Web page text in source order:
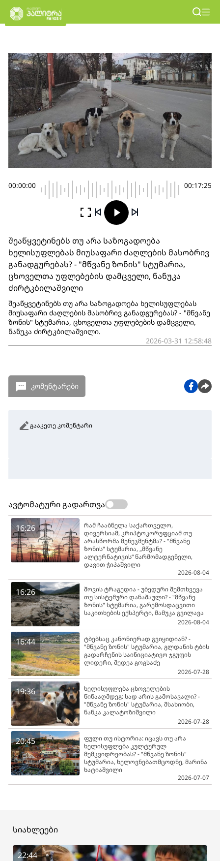
00:00:00 00:17:25
შეაწყვეტინებს თუ არა საზოგადოება
ხელისუფლებას მიუსაფარი ძაღლების მასობრივ
განადგურებას? - "მწვანე ზონის" სტუმარია,
ცხოველთა უფლებების დამცველი, ნანუკა
ძირტკბილაშვილი
შეაწყვეტინებს თუ არა საზოგადოება ხელისუფლებას
მიუსაფარი ძაღლების მასობრივ განადგურებას? - "მწვანე
ზონის" სტუმარია, ცხოველთა უფლებების დამცველი,
ნანუკა ძირტკბილაშვილი.
2026-03-31 12:58:48
კომენტარები
გააკეთე კომენტარი
ავტომატური გადართვა
16:26
რამ ჩააბნელა საქართველო,
დივერსიამ, კრიპტოკორუფციამ თუ
არასწორმა მენეჯმენტმა? - "მწვანე
ზონის" სტუმარია, „მწვანე
ალტერნატივის“ წარმომადგენელი,
დავით ჭიპაშვილი
2026-08-04
16:26
შოვის ტრაგედია - უბედური შემთხვევა
თუ სისტემური დანაშაული? - "მწვანე
ზონის" სტუმარია, გარემოსდაცვითი
საკითხების ექსპერტი, მამუკა გვილავა
2026-08-04
16:44
ტბებსაც კანონიერად გვიყიდიან? -
"მწვანე ზონის" სტუმარია, გლდანის ტბის
გადარჩენის საინიციატივო ჯგუფის
ლიდერი, მედეა გოგსაძე
2026-07-28
19:36
ხელისუფლება ცხოველების
წინააღმდეგ: სად არის გამოსავალი? -
"მწვანე ზონის" სტუმარია, მსახიობი,
ნანკა კალატოზიშვილი
2026-07-28
20:45
ფული თუ ისტორია: იცავს თუ არა
ხელისუფლება კულტურულ
მემკვიდრეობას? - "მწვანე ზონის"
სტუმარია, ხელოვნებათმცოდნე, მარინა
ხატიაშვილი
2026-07-07
სიახლეები
22:44